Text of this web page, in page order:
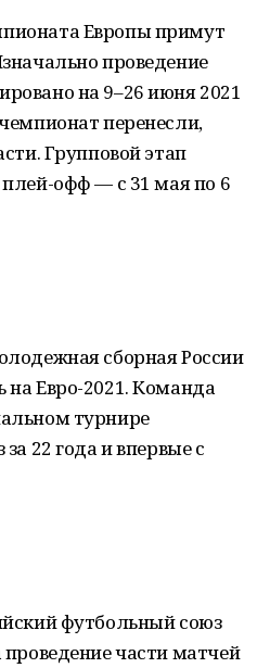
Европы примут
проведение
на 9–26 июня 2021
перенесли,
Групповой этап
офф — с 31 мая по 6
сборная России
на Евро-2021. Команда
турнире
22 года и впервые с
футбольный союз
части матчей